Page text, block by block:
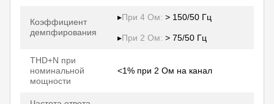
Коэффициент
демпфирования
▸При 4 Ом: > 150/50 Гц
▸При 2 Ом: > 75/50 Гц
THD+N при
номинальной
мощности
<1% при 2 Ом на канал